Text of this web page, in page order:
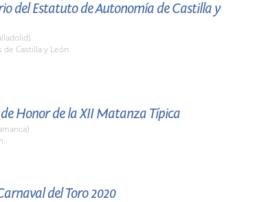
del Estatuto de Autonomía de Castilla y
de Castilla y León
Honor de la XII Matanza Típica
del Toro 2020